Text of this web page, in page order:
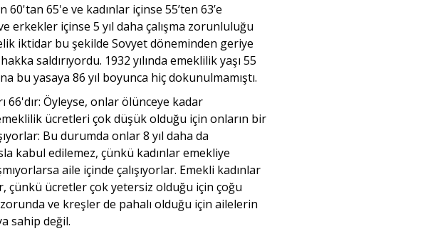
65'e ve kadınlar içinse 55’ten 63’e
erkekler içinse 5 yıl daha çalışma zorunluluğu
iktidar bu şekilde Sovyet döneminden geriye
saldırıyordu. 1932 yılında emeklilik yaşı 55
bu yasaya 86 yıl boyunca hiç dokunulmamıştı.
66'dır: Öyleyse, onlar ölünceye kadar
emeklilik ücretleri çok düşük olduğu için onların bir
Bu durumda onlar 8 yıl daha da
kabul edilemez, çünkü kadınlar emekliye
aile içinde çalışıyorlar. Emekli kadınlar
ücretler çok yetersiz olduğu için çoğu
ve kreşler de pahalı olduğu için ailelerin
sahip değil.